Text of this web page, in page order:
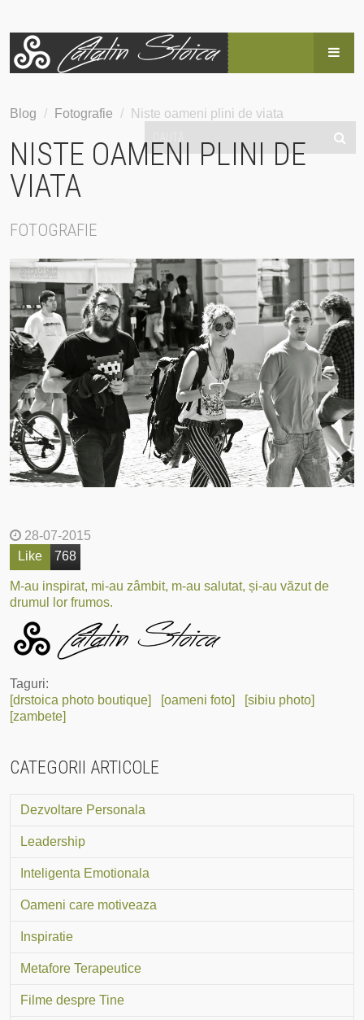
POVESTEA LUI CĂTĂLIN
EVENIMENTE
HAI SUS!
CONTACT
Blog / Fotografie / Niste oameni plini de viata
NISTE OAMENI PLINI DE
VIATA
FOTOGRAFIE
28-07-2015
Like
768
M-au inspirat, mi-au zâmbit, m-au salutat, și-au văzut de
drumul lor frumos.
Taguri:
[drstoica photo boutique]
[oameni foto]
[sibiu photo]
[zambete]
CATEGORII ARTICOLE
Dezvoltare Personala
Leadership
Inteligenta Emotionala
Oameni care motiveaza
Inspiratie
Metafore Terapeutice
Filme despre Tine